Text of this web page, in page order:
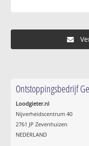
Ontstoppingsbedrijf
Loodgieter.nl
Nijverheidscentrum 40
2761 JP Zevenhuizen
NEDERLAND